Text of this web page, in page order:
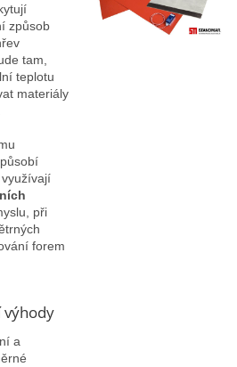
způsob
tam,
teplotu
materiály
při
forem
výhody
a